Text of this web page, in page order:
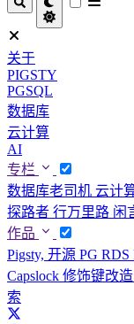
关于
PIGSTY
PGSQL
数据库
云计算
AI
专栏
数据库老司机 云计
探路者 行万里路 闲
作品
Pigsty, 开源 PG RDS
Capslock 修饰键改造
索